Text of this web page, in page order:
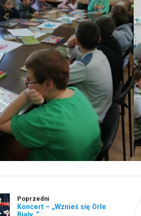
Poprzedni
Koncert – „Wznieś się Orle
Biały…”